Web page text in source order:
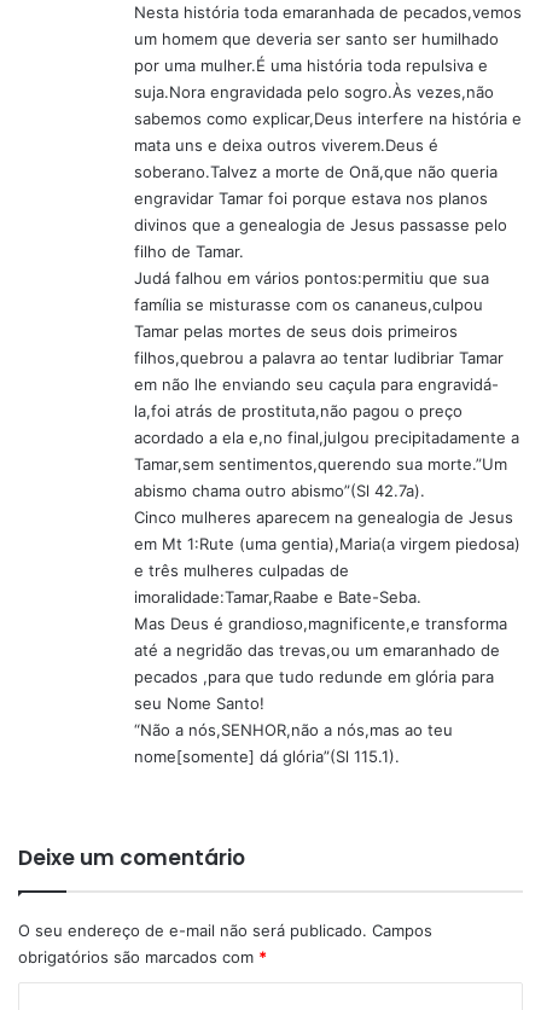
Nesta história toda emaranhada de pecados,vemos
um homem que deveria ser santo ser humilhado
por uma mulher.É uma história toda repulsiva e
suja.Nora engravidada pelo sogro.Às vezes,não
sabemos como explicar,Deus interfere na história e
mata uns e deixa outros viverem.Deus é
soberano.Talvez a morte de Onã,que não queria
engravidar Tamar foi porque estava nos planos
divinos que a genealogia de Jesus passasse pelo
filho de Tamar.
Judá falhou em vários pontos:permitiu que sua
família se misturasse com os cananeus,culpou
Tamar pelas mortes de seus dois primeiros
filhos,quebrou a palavra ao tentar ludibriar Tamar
em não lhe enviando seu caçula para engravidá-
la,foi atrás de prostituta,não pagou o preço
acordado a ela e,no final,julgou precipitadamente a
Tamar,sem sentimentos,querendo sua morte.”Um
abismo chama outro abismo”(Sl 42.7a).
Cinco mulheres aparecem na genealogia de Jesus
em Mt 1:Rute (uma gentia),Maria(a virgem piedosa)
e três mulheres culpadas de
imoralidade:Tamar,Raabe e Bate-Seba.
Mas Deus é grandioso,magnificente,e transforma
até a negridão das trevas,ou um emaranhado de
pecados ,para que tudo redunde em glória para
seu Nome Santo!
“Não a nós,SENHOR,não a nós,mas ao teu
nome[somente] dá glória”(Sl 115.1).
Deixe um comentário
O seu endereço de e-mail não será publicado. Campos
obrigatórios são marcados com *